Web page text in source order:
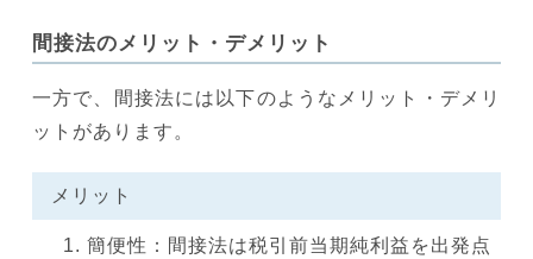
間接法のメリット・デメリット
一方で、間接法には以下のようなメリット・デメリ
ットがあります。
メリット
簡便性：間接法は税引前当期純利益を出発点